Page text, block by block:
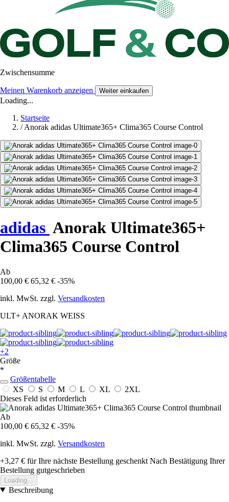
Zwischensumme
Meinen Warenkorb anzeigen Weiter einkaufen
Loading...
Startseite
/ Anorak adidas Ultimate365+ Clima365 Course Control
adidas Anorak Ultimate365+
Clima365 Course Control
Ab
100,00 € 65,32 € -35%
inkl. MwSt. zzgl. Versandkosten
ULT+ ANORAK WEISS
+2
Größe
*
Größentabelle
XS
S M L XL
2XL
Dieses Feld ist erforderlich
Ab
100,00 € 65,32 € -35%
inkl. MwSt. zzgl. Versandkosten
+3,27 € für Ihre nächste Bestellung geschenkt Nach Bestätigung Ihrer
Bestellung gutgeschrieben
Loading...
Beschreibung